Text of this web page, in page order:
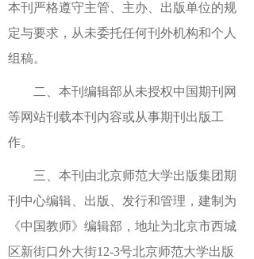
本刊严格遵守主管、主办、出版单位的规
定与要求，从未委托任何刊外机构和个人
组稿。
二、本刊编辑部从未授权中国期刊网
等网站刊载本刊内容或从事期刊出版工
作。
三、本刊由北京师范大学出版集团期
刊中心编辑、出版、发行和管理，建制为
《中国教师》编辑部，地址为北京市西城
区新街口外大街12-3号北京师范大学出版